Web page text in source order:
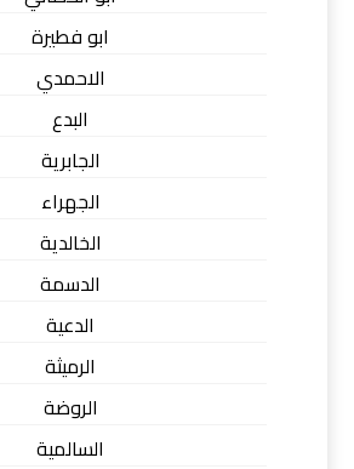
ابو فطيرة
الاحمدي
البدع
الجابرية
الجهراء
الخالدية
الدسمة
الدعية
الرميثة
الروضة
السالمية